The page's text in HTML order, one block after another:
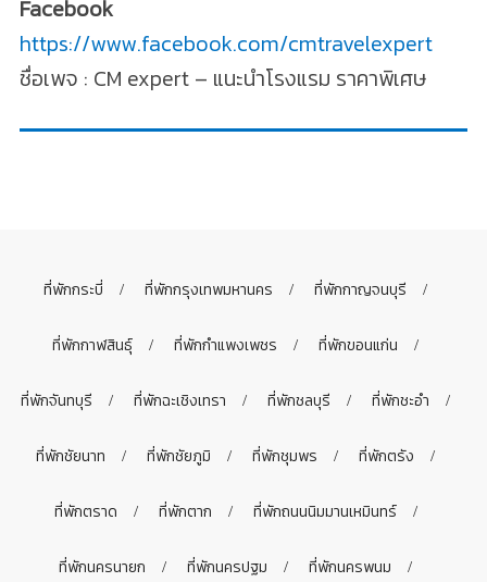
Facebook
https://www.facebook.com/cmtravelexpert
ชื่อเพจ : CM expert – แนะนำโรงแรม ราคาพิเศษ
ที่พักกระบี่ ที่พักกรุงเทพมหานคร ที่พักกาญจนบุรี
ที่พักกาฬสินธุ์ ที่พักกำแพงเพชร ที่พักขอนแก่น
ที่พักจันทบุรี ที่พักฉะเชิงเทรา ที่พักชลบุรี ที่พักชะอำ
ที่พักชัยนาท ที่พักชัยภูมิ ที่พักชุมพร ที่พักตรัง
ที่พักตราด ที่พักตาก ที่พักถนนนิมมานเหมินทร์
ที่พักนครนายก ที่พักนครปฐม ที่พักนครพนม